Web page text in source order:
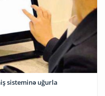
sisteminə uğurla